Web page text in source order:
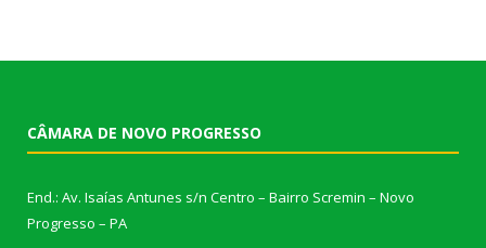
CÂMARA DE NOVO PROGRESSO
End.: Av. Isaías Antunes s/n Centro – Bairro Scremin – Novo
Progresso – PA